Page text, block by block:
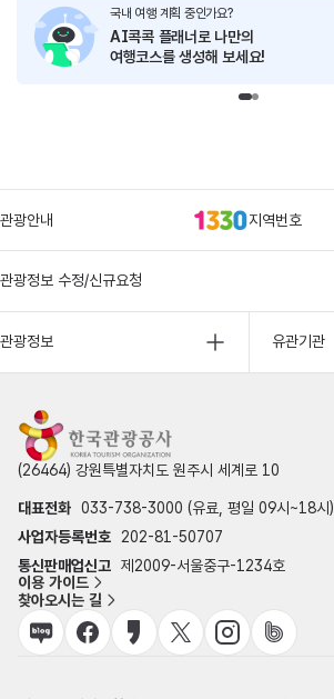
국내 여행 계획 중인가요?
AI콕콕 플래너로 나만의
여행코스를 생성해 보세요!
관광안내 지역번호
관광정보 수정/신규요청
관광정보 유관기관
(26464) 강원특별자치도 원주시 세계로 10
대표전화 033-738-3000 (유료, 평일 09시~18시)
사업자등록번호
202-81-50707
통신판매업신고 제2009-서울중구-1234호
이용 가이드
찾아오시는 길